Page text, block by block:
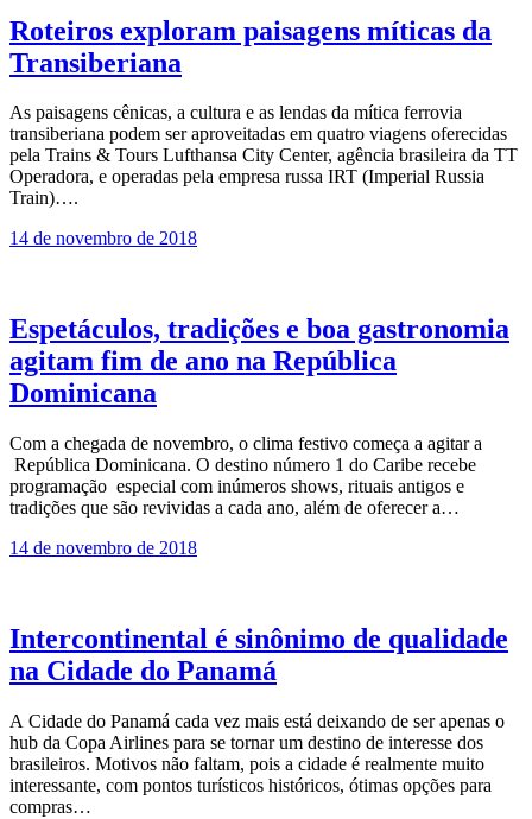
Roteiros exploram paisagens míticas da
Transiberiana
As paisagens cênicas, a cultura e as lendas da mítica ferrovia
transiberiana podem ser aproveitadas em quatro viagens oferecidas
pela Trains & Tours Lufthansa City Center, agência brasileira da TT
Operadora, e operadas pela empresa russa IRT (Imperial Russia
Train)….
14 de novembro de 2018
Espetáculos, tradições e boa gastronomia
agitam fim de ano na República
Dominicana
Com a chegada de novembro, o clima festivo começa a agitar a
República Dominicana. O destino número 1 do Caribe recebe
programação especial com inúmeros shows, rituais antigos e
tradições que são revividas a cada ano, além de oferecer a…
14 de novembro de 2018
Intercontinental é sinônimo de qualidade
na Cidade do Panamá
A Cidade do Panamá cada vez mais está deixando de ser apenas o
hub da Copa Airlines para se tornar um destino de interesse dos
brasileiros. Motivos não faltam, pois a cidade é realmente muito
interessante, com pontos turísticos históricos, ótimas opções para
compras…